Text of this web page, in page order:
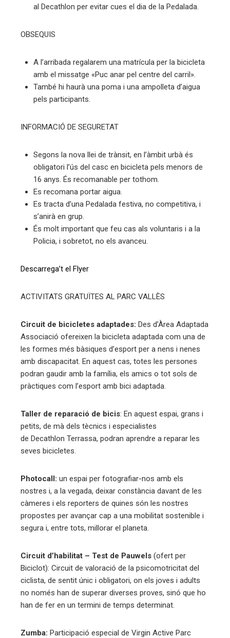
al Decathlon per evitar cues el dia de la Pedalada.
OBSEQUIS
A l’arribada regalarem una matrícula per la bicicleta
amb el missatge «Puc anar pel centre del carril».
També hi haurà una poma i una ampolleta d’aigua
pels participants.
INFORMACIÓ DE SEGURETAT
Segons la nova llei de trànsit, en l’àmbit urbà és
obligatori l’ús del casc en bicicleta pels menors de
16 anys. És recomanable per tothom.
Es recomana portar aigua.
Es tracta d’una Pedalada festiva, no competitiva, i
s’anirà en grup.
És molt important que feu cas als voluntaris i a la
Policia, i sobretot, no els avanceu.
Descarrega’t el Flyer
ACTIVITATS GRATUÏTES AL PARC VALLÈS
Circuit de bicicletes adaptades: Des d’Àrea Adaptada
Associació ofereixen la bicicleta adaptada com una de
les formes més bàsiques d’esport per a nens i nenes
amb discapacitat. En aquest cas, totes les persones
podran gaudir amb la família, els amics o tot sols de
pràctiques com l’esport amb bici adaptada.
Taller de reparació de bicis: En aquest espai, grans i
petits, de mà dels tècnics i especialistes
de Decathlon Terrassa, podran aprendre a reparar les
seves bicicletes.
Photocall: un espai per fotografiar-nos amb els
nostres i, a la vegada, deixar constància davant de les
càmeres i els reporters de quines són les nostres
propostes per avançar cap a una mobilitat sostenible i
segura i, entre tots, millorar el planeta.
Circuit d’habilitat – Test de Pauwels (ofert per
Biciclot): Circuit de valoració de la psicomotricitat del
ciclista, de sentit únic i obligatori, on els joves i adults
no només han de superar diverses proves, sinó que ho
han de fer en un termini de temps determinat.
Zumba: Participació especial de Virgin Active Parc